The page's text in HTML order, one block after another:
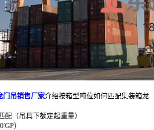
门吊销售厂家介绍按箱型吨位如何匹配集装箱龙
配（吊具下额定起重量）
）